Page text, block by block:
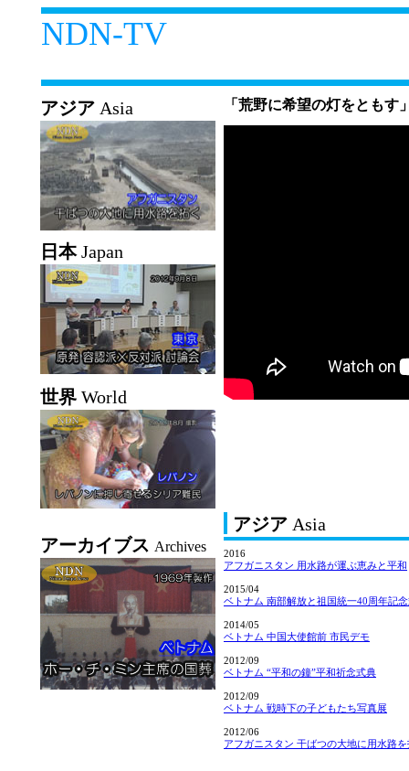
NDN-TV
アジア Asia
日本Japan
世界 World
アーカイブス Archives
「荒野に希望の灯をともす
アジア Asia
2016
アフガニスタン 用水路が運ぶ恵みと平和
2015/04
ベトナム 南部解放と祖国統一40周年記
2014/05
ベトナム 中国大使館前 市民デモ
2012/09
ベトナム “平和の鐘”平和祈念式典
2012/09
ベトナム 戦時下の子どもたち写真展
2012/06
アフガニスタン 干ばつの大地に用水路